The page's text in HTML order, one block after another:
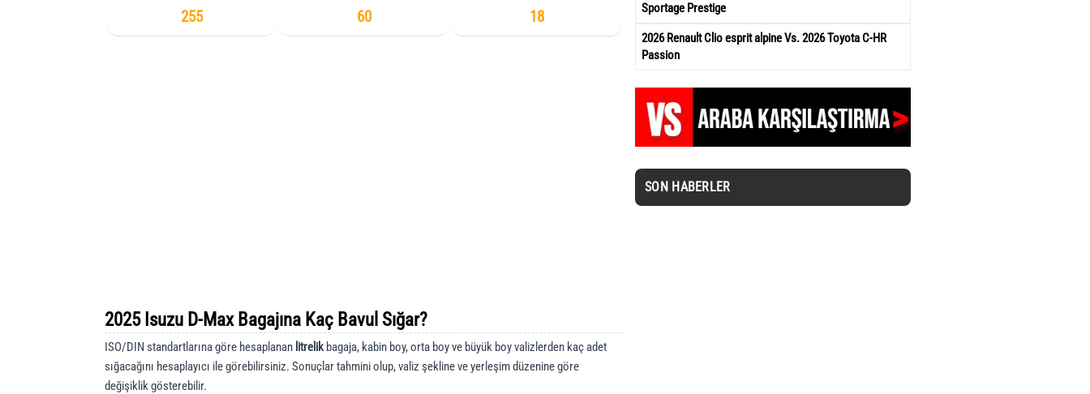
255 60 18
2025 Isuzu D-Max Bagajına Kaç Bavul Sığar?
ISO/DIN standartlarına göre hesaplanan litrelikbagaja, kabin boy, orta boy ve büyük boy valizlerden kaç adet
sığacağını hesaplayıcı ile görebilirsiniz. Sonuçlar tahmini olup, valiz şekline ve yerleşim düzenine göre
değişiklik gösterebilir.
Sportage Prestige
2026 Renault Clio esprit alpine Vs. 2026 Toyota C-HR
Passion
SON HABERLER